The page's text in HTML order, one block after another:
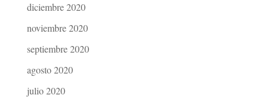
diciembre 2020
noviembre 2020
septiembre 2020
agosto 2020
julio 2020